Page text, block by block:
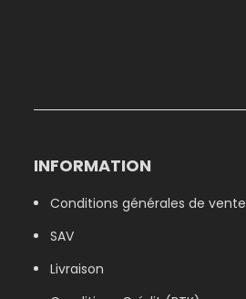
INFORMATION
Conditions générales de vente
SAV
Livraison